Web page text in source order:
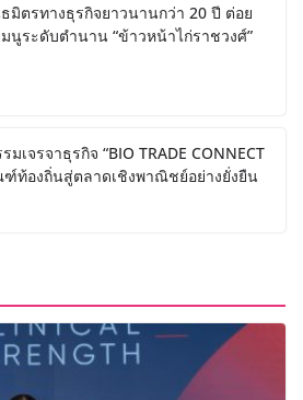
ธมิตรทางธุรกิจยาวนานกว่า 20 ปี ต่อย
นูระดับตำนาน “ข้าวหน้าไก่ราชวงศ์”
เจรจาธุรกิจ “BIO TRADE CONNECT
ท้องถิ่นสู่ตลาดเชิงพาณิชย์อย่างยั่งยืน